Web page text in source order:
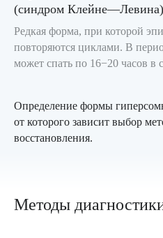
(синдром Клейне—Левина)
Редкая форма, при которой
повторяются циклами. В
может спать по 16−20 часов в
Определение формы
от которого зависит выбор
восстановления.
Методы